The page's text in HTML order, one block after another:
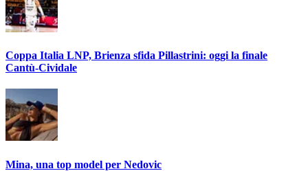
Coppa Italia LNP, Brienza sfida Pillastrini: oggi la finale
Cantù-Cividale
Mina, una top model per Nedovic